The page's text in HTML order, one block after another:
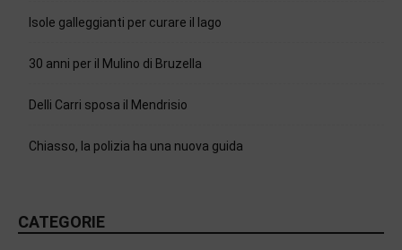
Isole galleggianti per curare il lago
30 anni per il Mulino di Bruzella
Delli Carri sposa il Mendrisio
Chiasso, la polizia ha una nuova guida
CATEGORIE